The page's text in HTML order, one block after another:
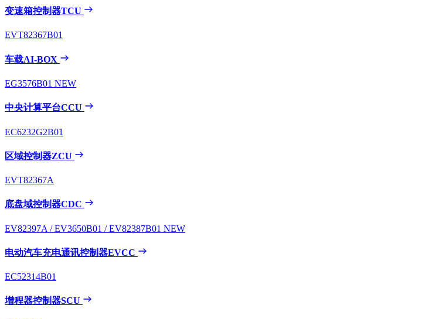
变速箱控制器TCU
EVT82367B01
车载AI-BOX
EG3576B01 NEW
中央计算平台CCU
EC6232G2B01
区域控制器ZCU
EVT82367A
底盘域控制器CDC
EV82397A / EV3650B01 / EV82387B01 NEW
电动汽车充电通讯控制器EVCC
EC52314B01
增程器控制器SCU